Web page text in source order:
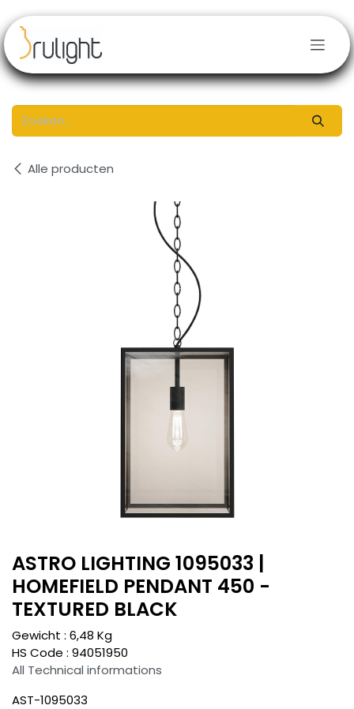
Alle producten
ASTRO LIGHTING 1095033 |
HOMEFIELD PENDANT 450 -
TEXTURED BLACK
Gewicht : 6,48 Kg
HS Code : 94051950
All Technical informations
AST-1095033